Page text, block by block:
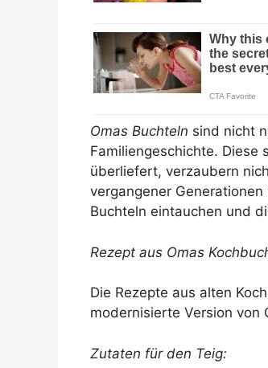
Omas Buchteln sind nicht
Familiengeschichte. Diese
überliefert, verzaubern
vergangener
Buchteln eintauchen und
Rezept aus Omas
Die Rezepte aus alten
modernisierte Version von
Zutaten für den Teig: